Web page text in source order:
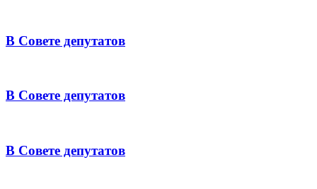
В Совете депутатов
В Совете депутатов
В Совете депутатов